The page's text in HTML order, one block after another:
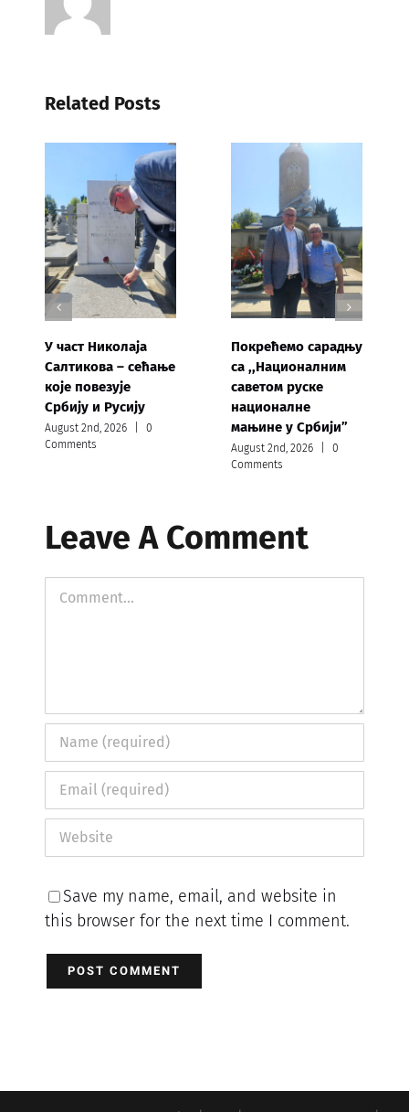
Related Posts
У част Николаја
Салтикова – сећање
које повезује
Србију и Русију
August 2nd, 2026
0
Comments
Покрећемо сарадњу
са ,,Националним
саветом руске
националне
мањине у Србији”
August 2nd, 2026
0
Comments
Leave A Comment
Comment
Save my name, email, and website in
this browser for the next time I comment.